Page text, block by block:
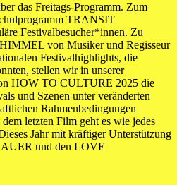
das Freitags-Programm. Zum
TRANSIT
Festivalbesucher*innen. Zu
von Musiker und Regisseur
Festivalhighlights, die
stellen wir in unserer
HOW TO CULTURE 2025 die
und Szenen unter veränderten
Rahmenbedingungen
letzten Film geht es wie jedes
Jahr mit kräftiger Unterstützung
und den LOVE